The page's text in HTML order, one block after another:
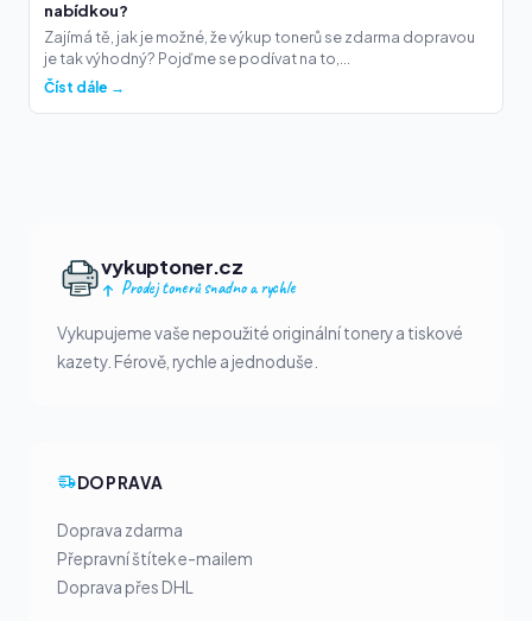
nabídkou?
Zajímá tě, jak je možné, že výkup tonerů se zdarma dopravou
je tak výhodný? Pojďme se podívat na to,...
Číst dále →
vykuptoner.cz
Prodej tonerů snadno a rychle
Vykupujeme vaše nepoužité originální tonery a tiskové
kazety. Férově, rychle a jednoduše.
DOPRAVA
Doprava zdarma
Přepravní štítek e-mailem
Doprava přes DHL